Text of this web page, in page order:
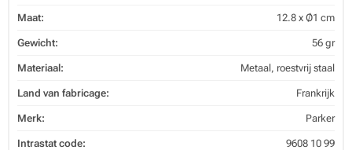
Maat: 12.8 x Ø1 cm
Gewicht: 56 gr
Materiaal: Metaal, roestvrij staal
Land van fabricage: Frankrijk
Merk: Parker
Intrastat code: 9608 10 99